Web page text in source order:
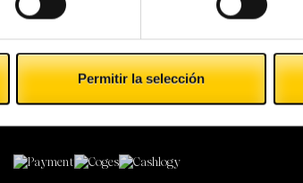
Permitir la selección